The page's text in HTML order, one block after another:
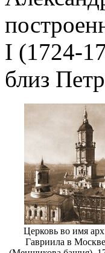
I (1724-
близ
Церковь во имя
Гавриила в Москве